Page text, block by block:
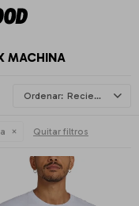
MACHINA
Recientes
Quitar filtros